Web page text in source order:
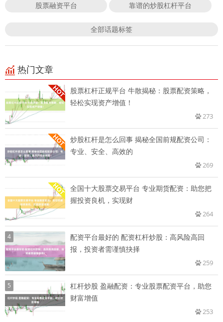
股票融资平台 靠谱的炒股杠杆平台
全部话题标签
热门文章
股票杠杆正规平台 牛散揭秘：股票配资策略，
轻松实现资产增值！
273
炒股杠杆是怎么回事 揭秘全国前规配资公司：
专业、安全、高效的
269
全国十大股票交易平台 专业期货配资：助您把
握投资良机，实现财
264
4
配资平台最好的 配资杠杆炒股：高风险高回
报，投资者需谨慎抉择
259
5
杠杆炒股 盈融配资：专业股票配资平台，助您
财富增值
253